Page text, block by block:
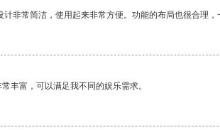
非常简洁，使用起来非常方便。功能的布局也很合理，
丰富，可以满足我不同的娱乐需求。